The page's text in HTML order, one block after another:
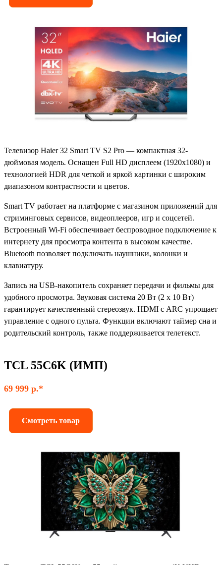
Телевизор Haier 32 Smart TV S2 Pro — компактная 32-
дюймовая модель. Оснащен Full HD дисплеем (1920x1080) и
технологией HDR для четкой и яркой картинки с широким
диапазоном контрастности и цветов.
Smart TV работает на платформе с магазином приложений для
стриминговых сервисов, видеоплееров, игр и соцсетей.
Встроенный Wi-Fi обеспечивает беспроводное подключение к
интернету для просмотра контента в высоком качестве.
Bluetooth позволяет подключать наушники, колонки и
клавиатуру.
Запись на USB-накопитель сохраняет передачи и фильмы для
удобного просмотра. Звуковая система 20 Вт (2 x 10 Вт)
гарантирует качественный стереозвук. HDMI с ARC упрощает
управление с одного пульта. Функции включают таймер сна и
родительский контроль, также поддерживается телетекст.
TCL 55C6K (ИМП)
69 999 р.*
Смотреть товар